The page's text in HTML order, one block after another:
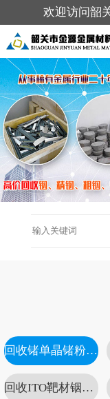
欢迎访问韶
回收锗单晶锗粉锗泥
回收ITO靶材铟靶材